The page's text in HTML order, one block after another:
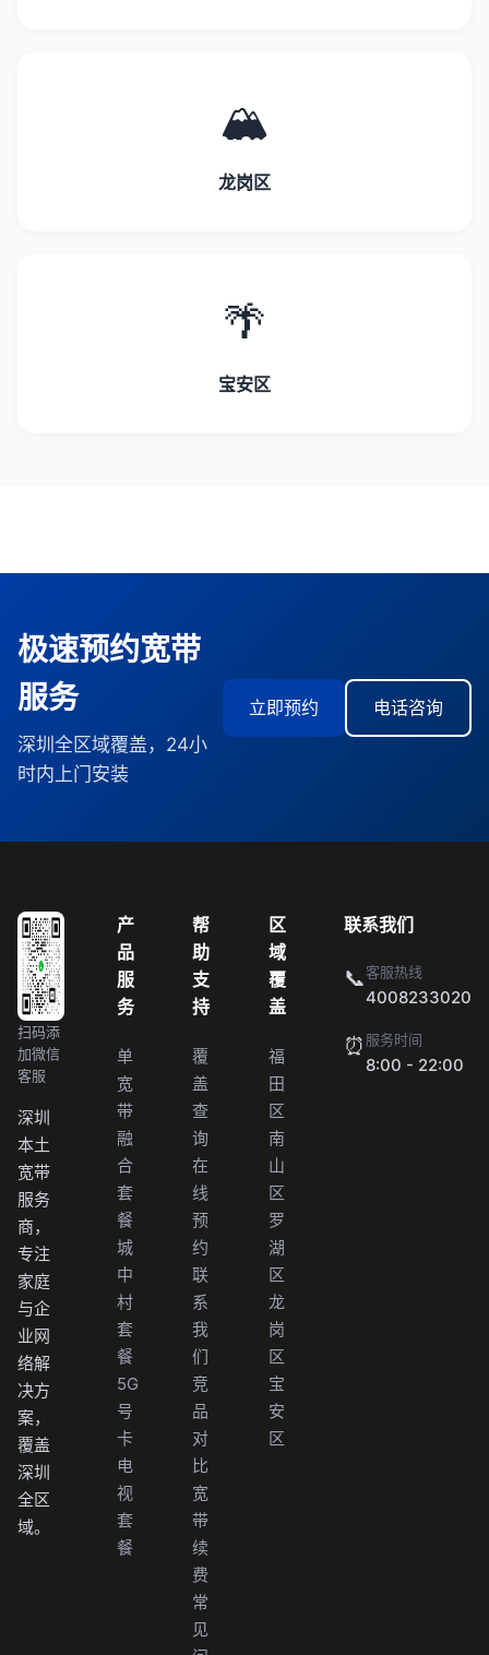
🏔️
龙岗区
🌴
宝安区
极速预约宽带
服务
深圳全区域覆盖，24小
时内上门安装
立即预约 电话咨询
扫码添
加微信
客服
深圳
本土
宽带
服务
商，
专注
家庭
与企
业网
络解
决方
案，
覆盖
深圳
全区
域。
产
品
服
务
单
宽
带
融
合
套
餐
城
中
村
套
餐
5G
号
卡
电
视
套
餐
帮
助
支
持
覆
盖
查
询
在
线
预
约
联
系
我
们
竞
品
对
比
宽
带
续
费
常
见
区
域
覆
盖
福
田
区
南
山
区
罗
湖
区
龙
岗
区
宝
安
区
联系我们
📞客服热线
4008233020
⏰ 服务时间
8:00 - 22:00